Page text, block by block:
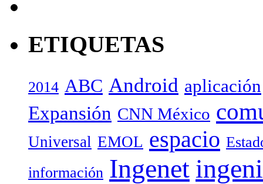
ETIQUETAS
2014 ABC Android aplicación
Expansión CNN México
Universal EMOL espacio
información Ingenet